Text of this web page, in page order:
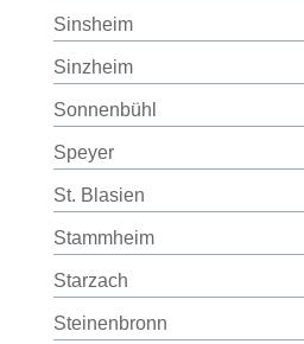
Sinsheim
Sinzheim
Sonnenbühl
Speyer
St. Blasien
Stammheim
Starzach
Steinenbronn